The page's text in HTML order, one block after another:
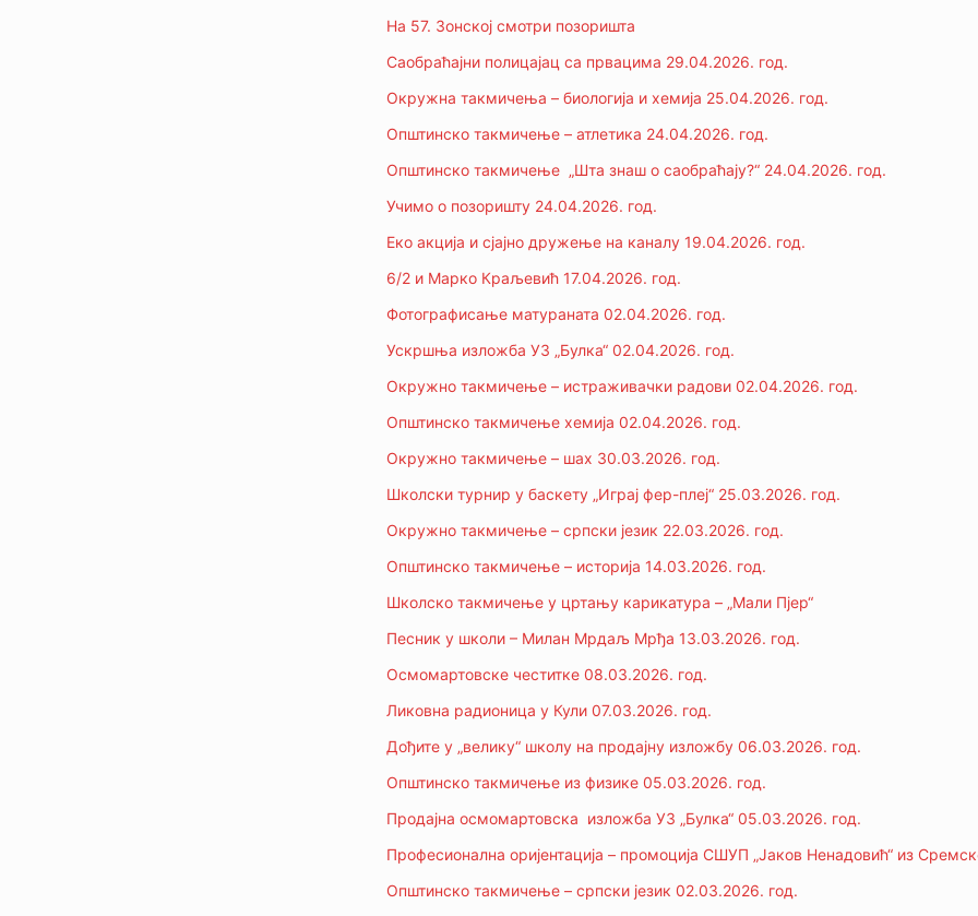
На 57. Зонској смотри позоришта
Саобраћајни полицајац са првацима 29.04.2026. год.
Окружнa такмичења – биологија и хемија 25.04.2026. год.
Општинско такмичење – атлетика 24.04.2026. год.
Општинско такмичење „Шта знаш о саобраћају?“ 24.04.2026. год.
Учимо о позоришту 24.04.2026. год.
Еко акција и сјајно дружење на каналу 19.04.2026. год.
6/2 и Марко Краљевић 17.04.2026. год.
Фотографисање матураната 02.04.2026. год.
Ускршња изложба УЗ „Булка“ 02.04.2026. год.
Окружно такмичење – истраживачки радови 02.04.2026. год.
Општинско такмичење хемија 02.04.2026. год.
Окружно такмичење – шах 30.03.2026. год.
Школски турнир у баскету „Играј фер-плеј“ 25.03.2026. год.
Окружно такмичење – српски језик 22.03.2026. год.
Општинско такмичење – историја 14.03.2026. год.
Школско такмичење у цртању карикатура – „Мали Пјер“
Песник у школи – Милан Мрдаљ Мрђа 13.03.2026. год.
Осмомартовске честитке 08.03.2026. год.
Ликовна радионица у Кули 07.03.2026. год.
Дођите у „велику“ школу на продајну изложбу 06.03.2026. год.
Општинско такмичење из физике 05.03.2026. год.
Продајна осмомартовска изложба УЗ „Булка“ 05.03.2026. год.
Професионална оријентација – промоција СШУП „Јаков Ненадовић“ из
Општинскo такмичењe – српски језик 02.03.2026. год.